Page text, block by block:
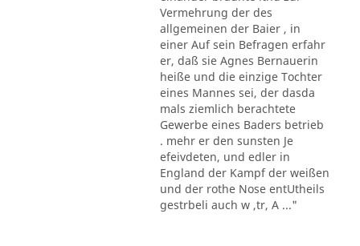
Vermehrung der des
allgemeinen der Baier , in
einer Auf sein Befragen erfahr
er, daß sie Agnes Bernauerin
heiße und die einzige Tochter
eines Mannes sei, der dasda
mals ziemlich berachtete
Gewerbe eines Baders betrieb
. mehr er den sunsten Je
efeivdeten, und edler in
England der Kampf der weißen
und der rothe Nose entUtheils
gestrbeli auch w ,tr, A ..."